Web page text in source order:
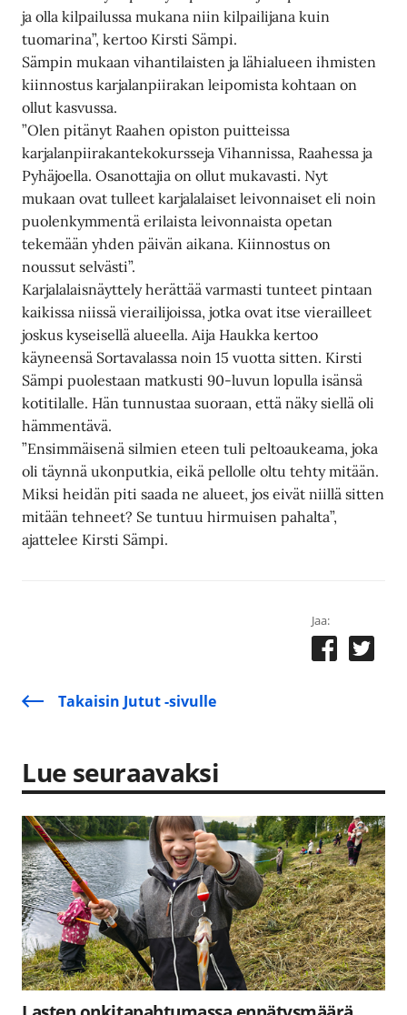
ja olla kilpailussa mukana niin kilpailijana kuin
tuomarina”, kertoo Kirsti Sämpi.
Sämpin mukaan vihantilaisten ja lähialueen ihmisten
kiinnostus karjalanpiirakan leipomista kohtaan on
ollut kasvussa.
”Olen pitänyt Raahen opiston puitteissa
karjalanpiirakantekokursseja Vihannissa, Raahessa ja
Pyhäjoella. Osanottajia on ollut mukavasti. Nyt
mukaan ovat tulleet karjalalaiset leivonnaiset eli noin
puolenkymmentä erilaista leivonnaista opetan
tekemään yhden päivän aikana. Kiinnostus on
noussut selvästi”.
Karjalalaisnäyttely herättää varmasti tunteet pintaan
kaikissa niissä vierailijoissa, jotka ovat itse vierailleet
joskus kyseisellä alueella. Aija Haukka kertoo
käyneensä Sortavalassa noin 15 vuotta sitten. Kirsti
Sämpi puolestaan matkusti 90-luvun lopulla isänsä
kotitilalle. Hän tunnustaa suoraan, että näky siellä oli
hämmentävä.
”Ensimmäisenä silmien eteen tuli peltoaukeama, joka
oli täynnä ukonputkia, eikä pellolle oltu tehty mitään.
Miksi heidän piti saada ne alueet, jos eivät niillä sitten
mitään tehneet? Se tuntuu hirmuisen pahalta”,
ajattelee Kirsti Sämpi.
Jaa:
Takaisin Jutut -sivulle
Lue seuraavaksi